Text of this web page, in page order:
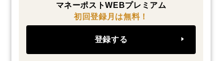
マネーポストWEBプレミアム
初回登録月は無料！
登録する